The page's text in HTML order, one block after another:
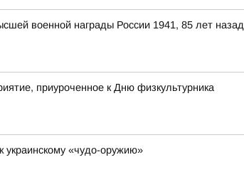
военной награды России 1941, 85 лет назад
приуроченное к Дню физкультурника
украинскому «чудо-оружию»